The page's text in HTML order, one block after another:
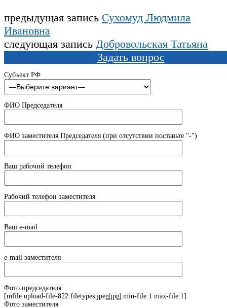
предыдущая запись Сухомуд Людмила
Ивановна
следующая запись Добровольская Татьяна
Задать вопрос
Субъект РФ
ФИО Председателя
ФИО заместителя Председателя (при отсутствии поставьте "-")
Ваш рабочий телефон
Рабочий телефон заместителя
Ваш e-mail
e-mail заместителя
Фото председателя
[mfile upload-file-822 filetypes:jpeg|jpg| min-file:1 max-file:1]
Фото заместителя